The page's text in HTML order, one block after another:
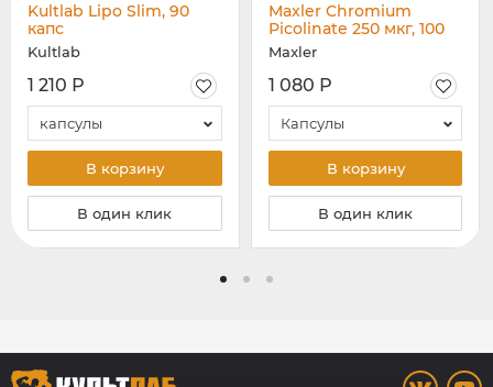
Kultlab Lipo Slim, 90
капс
Kultlab
1 210 Р
капсулы
В корзину
В один клик
Maxler Chromium
Picolinate 250 мкг, 100
капс
Maxler
1 080 Р
Капсулы
В корзину
В один клик